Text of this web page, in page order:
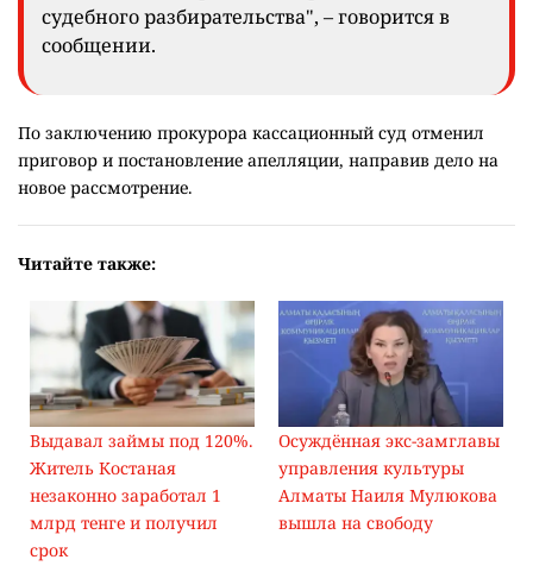
судебного разбирательства", – говорится в
сообщении.
По заключению прокурора кассационный суд отменил
приговор и постановление апелляции, направив дело на
новое рассмотрение.
Читайте также:
Выдавал займы под 120%.
Житель Костаная
незаконно заработал 1
млрд тенге и получил
срок
Осуждённая экс-замглавы
управления культуры
Алматы Наиля Мулюкова
вышла на свободу